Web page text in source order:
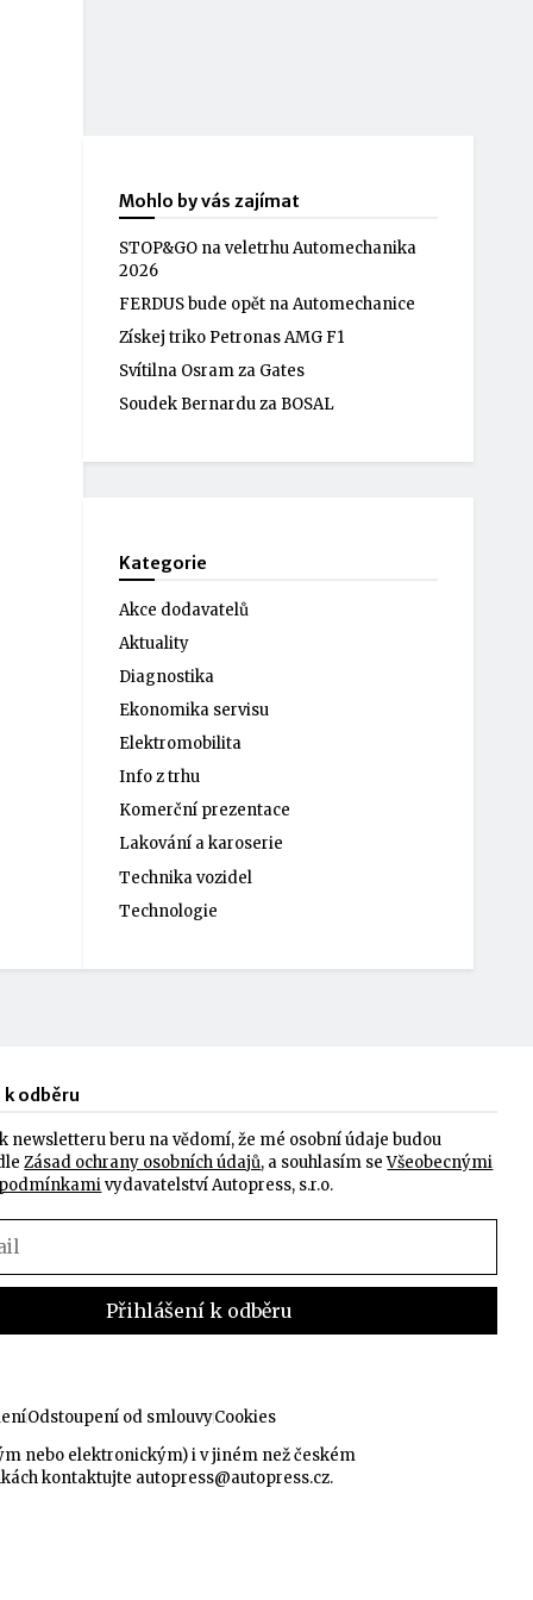
Mohlo by vás zajímat
STOP&GO na veletrhu Automechanika
2026
FERDUS bude opět na Automechanice
Získej triko Petronas AMG F1
Svítilna Osram za Gates
Soudek Bernardu za BOSAL
Kategorie
Akce dodavatelů
Aktuality
Diagnostika
Ekonomika servisu
Elektromobilita
Info z trhu
Komerční prezentace
Lakování a karoserie
Technika vozidel
Technologie
odběru
newsletteru beru na vědomí, že mé osobní údaje budou
Zásad ochrany osobních údajů, a souhlasím seVšeobecnými
vydavatelství Autopress, s.r.o.
Odstoupení od smlouvyCookies
nebo elektronickým) i v jiném než českém
kontaktujte autopress@autopress.cz.